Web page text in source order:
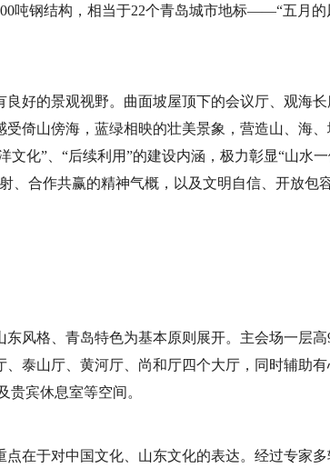
吨钢结构，相当于22个青岛城市地标——“五月的
好的景观视野。曲面坡屋顶下的会议厅、观海
倚山傍海，蓝绿相映的壮美景象，营造山、海、
文化”、“后续利用”的建设内涵，极力彰显“山水
、合作共赢的精神气概，以及文明自信、开放包
风格、青岛特色为基本原则展开。主会场一层高
泰山厅、黄河厅、尚和厅四个大厅，同时辅助
贵宾休息室等空间。
在于对中国文化、山东文化的表达。经过专家多